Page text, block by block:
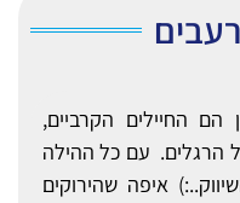
החיילים הקרביים,
הרגלים. עם כל ההילה
איפה שהירוקים